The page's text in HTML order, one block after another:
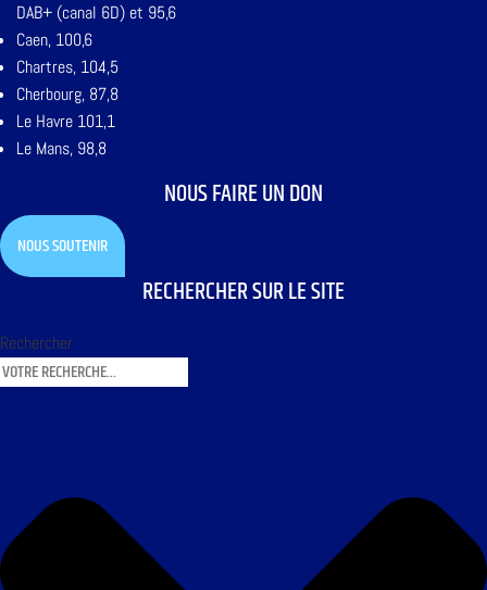
DAB+ (canal 6D) et 95,6
Caen, 100,6
Chartres, 104,5
Cherbourg, 87,8
Le Havre 101,1
Le Mans, 98,8
NOUS FAIRE UN DON
NOUS SOUTENIR
RECHERCHER SUR LE SITE
Rechercher